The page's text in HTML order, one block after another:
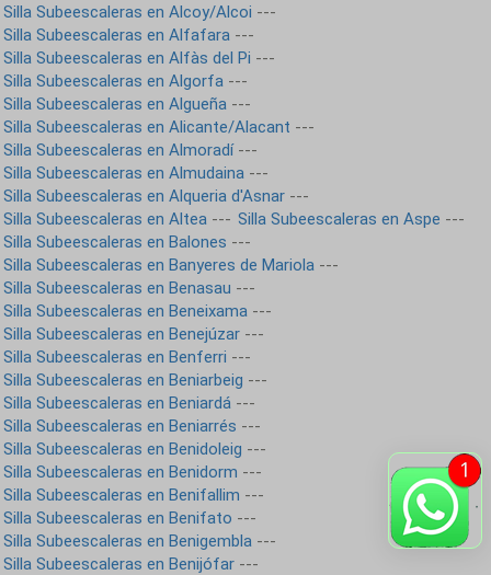
Silla Subeescaleras en Alcoy/Alcoi ---
Silla Subeescaleras en Alfafara ---
Silla Subeescaleras en Alfàs del Pi ---
Silla Subeescaleras en Algorfa ---
Silla Subeescaleras en Algueña ---
Silla Subeescaleras en Alicante/Alacant ---
Silla Subeescaleras en Almoradí---
Silla Subeescaleras en Almudaina ---
Silla Subeescaleras en Alqueria d'Asnar ---
Silla Subeescaleras en Altea --- Silla Subeescaleras en Aspe ---
Silla Subeescaleras en Balones ---
Silla Subeescaleras en Banyeres de Mariola ---
Silla Subeescaleras en Benasau ---
Silla Subeescaleras en Beneixama ---
Silla Subeescaleras en Benejúzar ---
Silla Subeescaleras en Benferri ---
Silla Subeescaleras en Beniarbeig ---
Silla Subeescaleras en Beniardá ---
Silla Subeescaleras en Beniarrés ---
Silla Subeescaleras en Benidoleig ---
Silla Subeescaleras en Benidorm ---
Silla Subeescaleras en Benifallim ---
Silla Subeescaleras en Benifato ---
Silla Subeescaleras en Benigembla ---
Silla Subeescaleras en Benijófar ---